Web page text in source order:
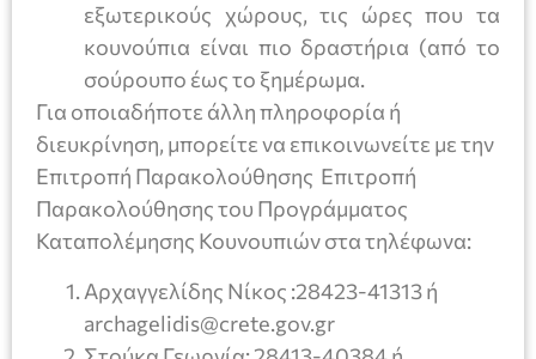
εξωτερικούς χώρους, τις ώρες που τα
κουνούπια είναι πιο δραστήρια (από το
σούρουπο έως το ξημέρωμα.
Για οποιαδήποτε άλλη πληροφορία ή
διευκρίνηση, μπορείτε να επικοινωνείτε με την
Επιτροπή Παρακολούθησης Επιτροπή
Παρακολούθησης του Προγράμματος
Καταπολέμησης Κουνουπιών στα τηλέφωνα:
Αρχαγγελίδης Νίκος :28423-41313 ή
archagelidis@crete.gov.gr